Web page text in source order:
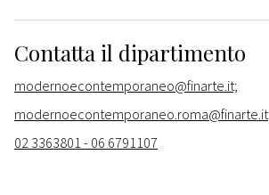
Contatta il dipartimento
modernoecontemporaneo@finarte.it;
modernoecontemporaneo.roma@finarte.it
02 3363801 - 06 6791107